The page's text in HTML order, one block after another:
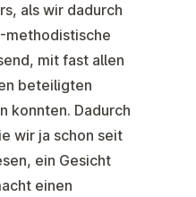
als wir dadurch
methodistische
mit fast allen
beteiligten
konnten. Dadurch
wir ja schon seit
ein Gesicht
einen